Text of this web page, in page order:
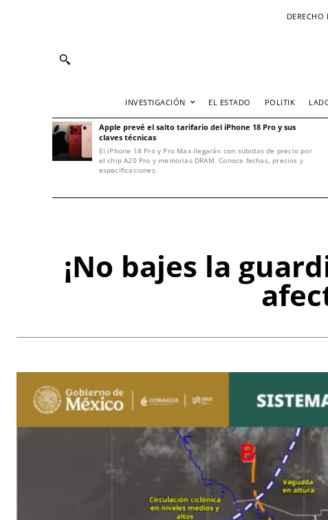
DERECHO
INVESTIGACIÓN EL ESTADO POLITIK
Apple prevé el salto tarifario del iPhone 18 Pro y sus
claves técnicas
El iPhone 18 Pro y Pro Max llegarán con subidas de precio por
el chip A20 Pro y memorias DRAM. Conoce fechas, precios y
especificaciones.
¡No bajes la